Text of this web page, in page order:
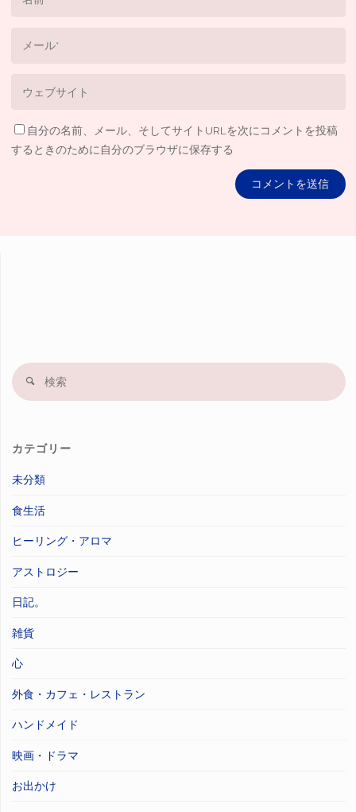
自分の名前、メール、そしてサイトURLを次にコメントを投稿
するときのために自分のブラウザに保存する
検
カテゴリー
未分類
食生活
ヒーリング・アロマ
アストロジー
日記。
雑貨
心
外食・カフェ・レストラン
ハンドメイド
映画・ドラマ
お出かけ